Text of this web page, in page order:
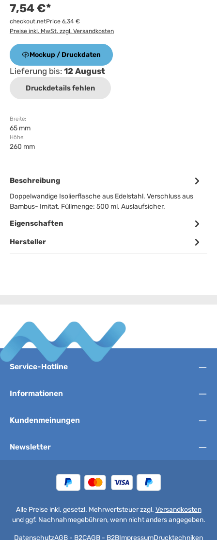
7,54 €*
checkout.netPrice 6,34 €
Preise inkl. MwSt. zzgl. Versandkosten
Mockup / Druckdaten
Lieferung bis: 12 August
Druckdetails fehlen
Breite:
65 mm
Höhe:
260 mm
Beschreibung
Doppelwandige Isolierflasche aus Edelstahl. Verschluss aus
Bambus- Imitat. Füllmenge: 500 ml. Auslaufsicher.
Eigenschaften
Hersteller
Service-Hotline
Informationen
Kundenmeinungen
Newsletter
Alle Preise inkl. gesetzl. Mehrwertsteuer zzgl. Versandkosten
und ggf. Nachnahmegebühren, wenn nicht anders angegeben.
DatenschutzAGB - B2CAGB - B2BImpressumDrucktechniken